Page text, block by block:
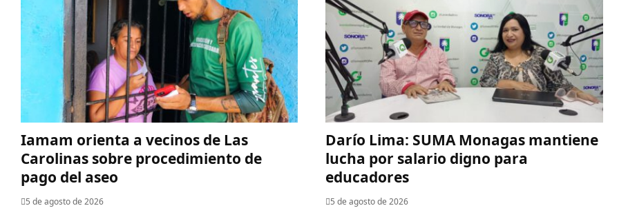
Iamam orienta a vecinos de Las
Carolinas sobre procedimiento de
pago del aseo
5 de agosto de 2026
Darío Lima: SUMA Monagas mantiene
lucha por salario digno para
educadores
5 de agosto de 2026